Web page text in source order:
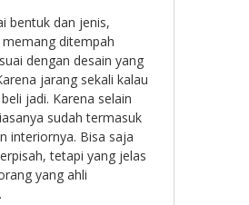
bentuk dan jenis,
ditempah
dengan desain yang
jarang sekali kalau
jadi. Karena selain
sudah termasuk
interiornya. Bisa saja
tetapi yang jelas
yang ahli